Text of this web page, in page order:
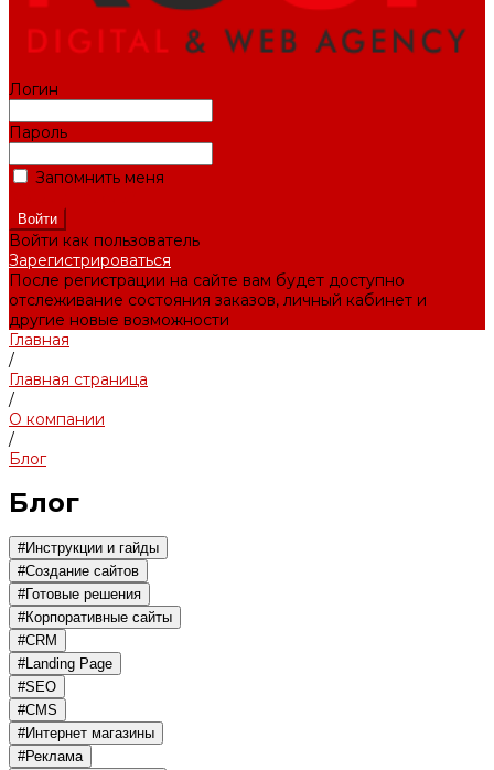
Логин
Пароль
Запомнить меня
Войти как пользователь
Зарегистрироваться
После регистрации на сайте вам будет доступно
отслеживание состояния заказов, личный кабинет и
другие новые возможности
Главная
/
Главная страница
/
О компании
/
Блог
Блог
#Инструкции и гайды
#Создание сайтов
#Готовые решения
#Корпоративные сайты
#CRM
#Landing Page
#SEO
#CMS
#Интернет магазины
#Реклама